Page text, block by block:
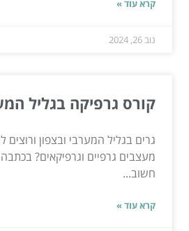
קרא עוד »
נוב 26, 2024
קורס גרפיקה בגליל
גרים בגליל המערבי ובצפון ורוצים
מעצבים גרפיים וגרפיקאים?
חשוב...
קרא עוד »